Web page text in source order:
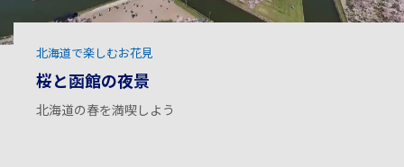
北海道で楽しむお花見
桜と函館の夜景
北海道の春を満喫しよう